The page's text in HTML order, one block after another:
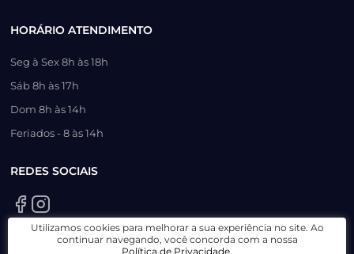
HORÁRIO ATENDIMENTO
Seg à Sex 8h às 18h
Sáb 8h às 17h
Dom 8h às 14h
Feriados - 8 às 14h
REDES SOCIAIS
Utilizamos cookies para melhorar a sua experiência no site. Ao
continuar navegando, você concorda com a nossa
Política de Privacidade.